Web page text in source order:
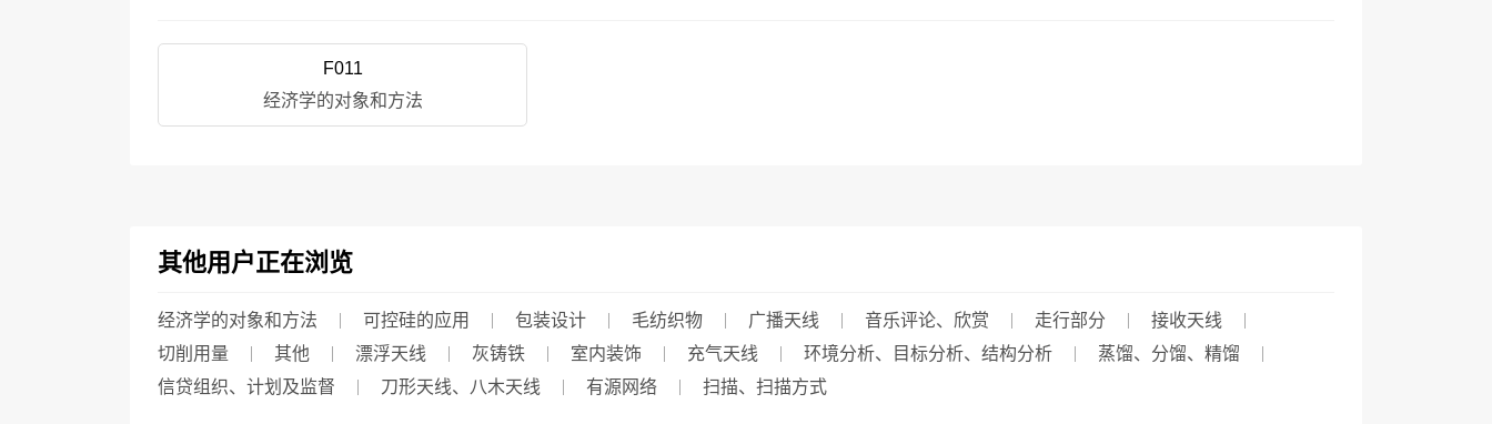
F011
经济学的对象和方法
其他用户正在浏览
经济学的对象和方法 可控硅的应用 包装设计 毛纺织物 广播天线 音乐评论、欣赏 走行部分
接收天线
切削用量
其他 漂浮天线 灰铸铁 室内装饰 充气天线 环境分析、目标分析、结构分析
蒸馏、分馏、精馏
信贷组织、计划及监督
刀形天线、八木天线 有源网络 扫描、扫描方式